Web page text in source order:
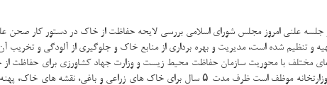
علنی امروز مجلس شورای اسلامی بررسی لایحه حفاظت از خاك در دستور كار صحن